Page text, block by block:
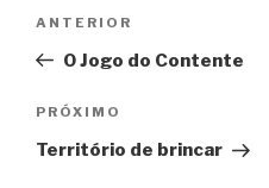
Post
Anterior
ANTERIOR
O Jogo do Contente
Próximo
PRÓXIMO
Território de brincar